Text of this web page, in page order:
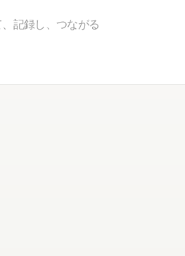
記録し、つながる